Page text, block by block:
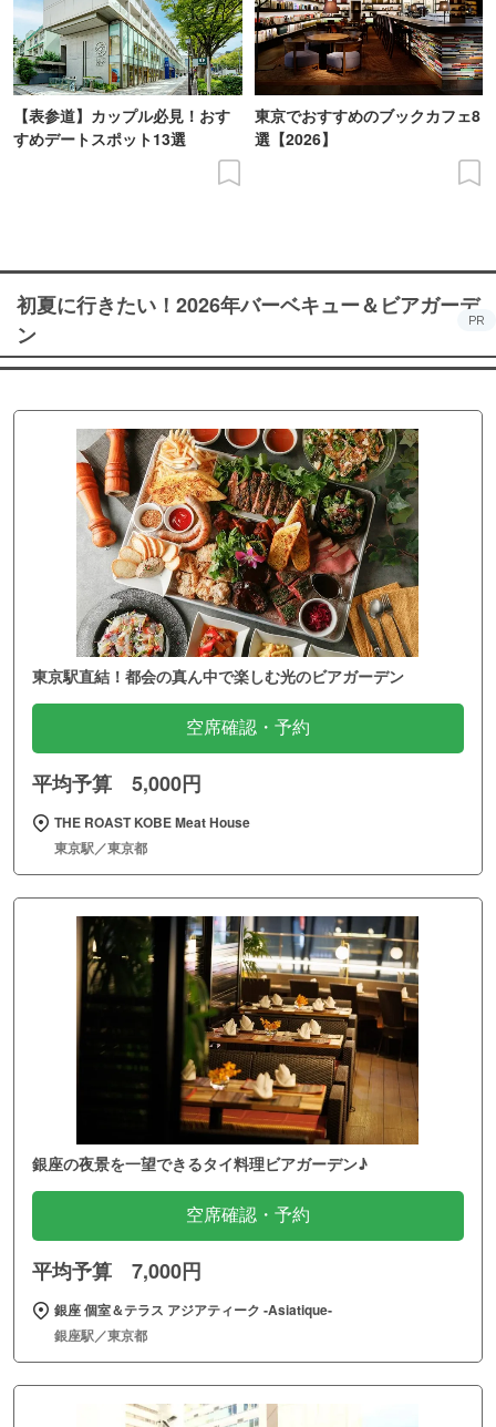
【表参道】カップル必見！おす
すめデートスポット13選
東京でおすすめのブックカフェ8
選【2026】
初夏に行きたい！2026年バーベキュー＆ビアガーデ
ン
PR
東京駅直結！都会の真ん中で楽しむ光のビアガーデン
空席確認・予約
平均予算 5,000円
THE ROAST KOBE Meat House
東京駅／東京都
銀座の夜景を一望できるタイ料理ビアガーデン♪
空席確認・予約
平均予算 7,000円
銀座 個室＆テラス アジアティーク ‐Asiatique‐
銀座駅／東京都